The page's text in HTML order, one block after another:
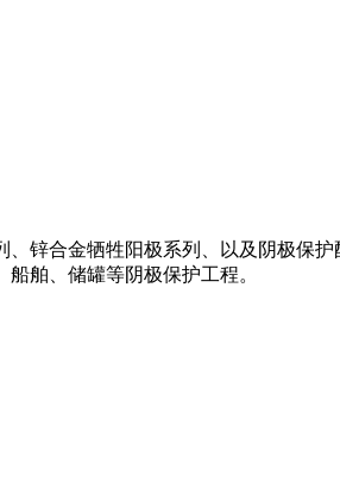
锌合金牺牲阳极系列、以及阴极保
舶、储罐等阴极保护工程。